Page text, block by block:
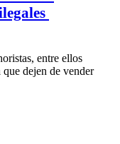
entre ellos
dejen de vender